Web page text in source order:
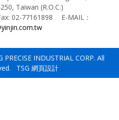
Taiwan (R.O.C.)
02-77161898 E-MAIL：
INDUSTRIAL CORP. All
TSG 網頁設計